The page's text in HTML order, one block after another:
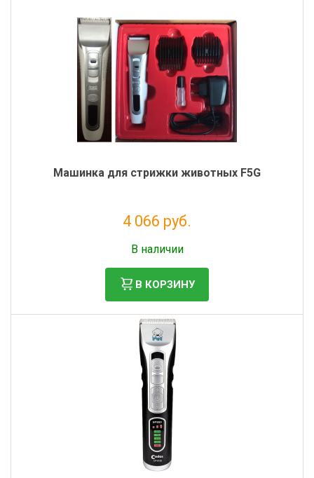
Машинка для стрижки животных F5G
4 066 руб.
В наличии
В КОРЗИНУ